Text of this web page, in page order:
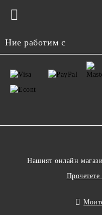
Ние работим с
Нашият онлайн